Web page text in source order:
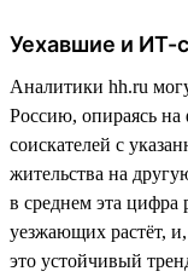
Уехавшие и ИТ-
Аналитики hh.ru
Россию, опираясь на
соискателей с
жительства на
в среднем эта цифра
уезжающих растёт,
это устойчивый